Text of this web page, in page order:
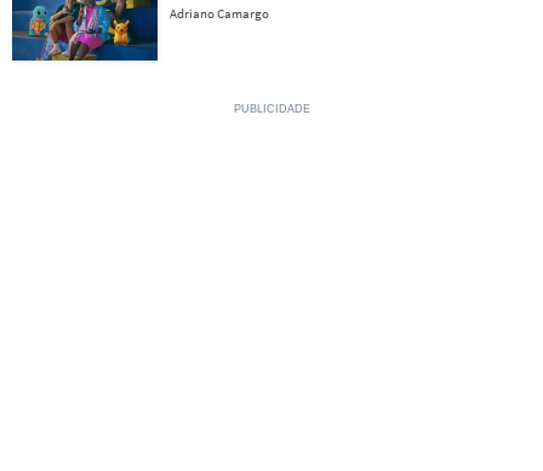
Adriano Camargo